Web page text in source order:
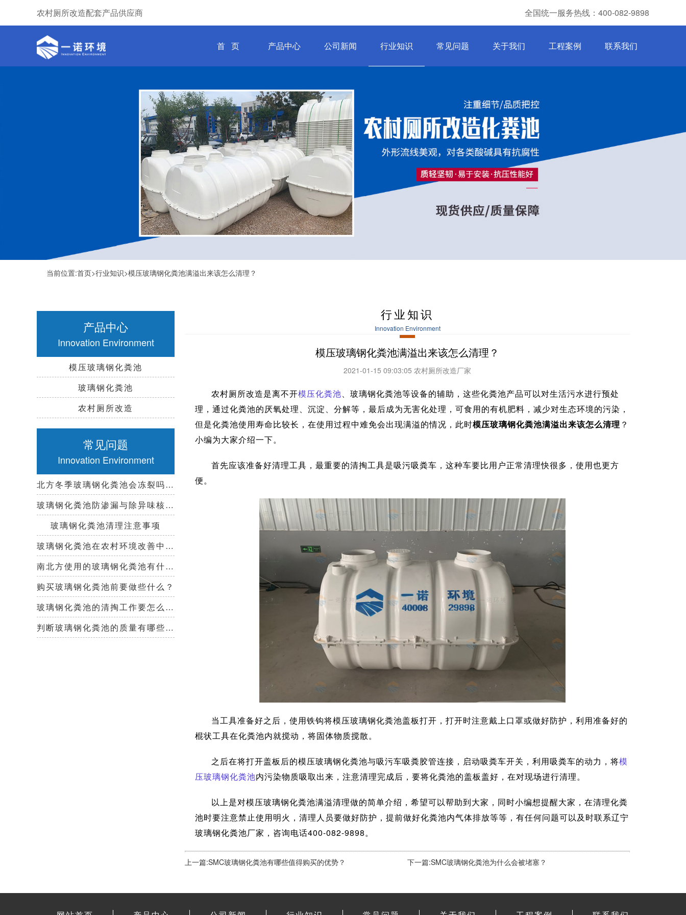
农村厕所改造配套产品供应商 全国统一服务热线：400-082-9898
首 页 产品中心 公司新闻 行业知识 常见问题 关于我们 工程案例 联系我们
当前位置:首页>行业知识>模压玻璃钢化粪池满溢出来该怎么清理？
产品中心
Innovation Environment
模压玻璃钢化粪池
玻璃钢化粪池
农村厕所改造
常见问题
Innovation Environment
北方冬季玻璃钢化粪池会冻裂吗？需要保温措施吗？
玻璃钢化粪池防渗漏与除异味核心技术指南
玻璃钢化粪池清理注意事项
玻璃钢化粪池在农村环境改善中起到哪些作用？
南北方使用的玻璃钢化粪池有什么区别？
购买玻璃钢化粪池前要做些什么？
玻璃钢化粪池的清掏工作要怎么做？
判断玻璃钢化粪池的质量有哪些好办法？
行业知识
Innovation Environment
模压玻璃钢化粪池满溢出来该怎么清理？
2021-01-15 09:03:05 农村厕所改造厂家
农村厕所改造是离不开模压化粪池、玻璃钢化粪池等设备的辅助，这些化粪池产品可以对生活污水进行预处
理，通过化粪池的厌氧处理、沉淀、分解等，最后成为无害化处理，可食用的有机肥料，减少对生态环境的污染，
但是化粪池使用寿命比较长，在使用过程中难免会出现满溢的情况，此时模压玻璃钢化粪池满溢出来该怎么清理 ？
小编为大家介绍一下。
首先应该准备好清理工具，最重要的清掏工具是吸污吸粪车，这种车要比用户正常清理快很多，使用也更方
便。
当工具准备好之后，使用铁钩将模压玻璃钢化粪池盖板打开，打开时注意戴上口罩或做好防护，利用准备好的
棍状工具在化粪池内就搅动，将固体物质搅散。
之后在将打开盖板后的模压玻璃钢化粪池与吸污车吸粪胶管连接，启动吸粪车开关，利用吸粪车的动力，将模
压玻璃钢化粪池内污染物质吸取出来，注意清理完成后，要将化粪池的盖板盖好，在对现场进行清理。
以上是对模压玻璃钢化粪池满溢清理做的简单介绍，希望可以帮助到大家，同时小编想提醒大家，在清理化粪
池时要注意禁止使用明火，清理人员要做好防护，提前做好化粪池内气体排放等等，有任何问题可以及时联系辽宁
玻璃钢化粪池厂家，咨询电话400-082-9898。
上一篇:SMC玻璃钢化粪池有哪些值得购买的优势？ 下一篇:SMC玻璃钢化粪池为什么会被堵塞？